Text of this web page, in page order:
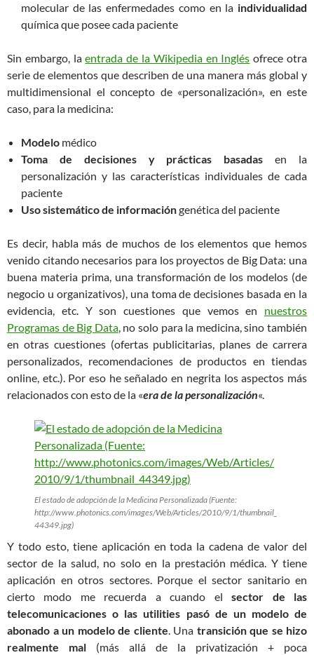
molecular de las enfermedades como en la individualidad
química que posee cada paciente
Sin embargo, laentrada de la Wikipedia en Inglés ofrece otra
serie de elementos que describen de una manera más global y
multidimensional el concepto de «personalización», en este
caso, para la medicina:
Modelo médico
Toma de decisiones y prácticas basadas en la
personalización y las características individuales de cada
paciente
Uso sistemático de informacióngenética del paciente
Es decir, habla más de muchos de los elementos que hemos
venido citando necesarios para los proyectos de Big Data: una
buena materia prima, una transformación de los modelos (de
negocio u organizativos), una toma de decisiones basada en la
evidencia, etc. Y son cuestiones que vemos en nuestros
Programas de Big Data, no solo para la medicina, sino también
en otras cuestiones (ofertas publicitarias, planes de carrera
personalizados, recomendaciones de productos en tiendas
online, etc.). Por eso he señalado en negrita los aspectos más
relacionados con esto de la «era de la personalización«.
El estado de adopción de la Medicina Personalizada (Fuente:
http://www.photonics.com/images/Web/Articles/2010/9/1/thumbnail_
44349.jpg)
Y todo esto, tiene aplicación en toda la cadena de valor del
sector de la salud, no solo en la prestación médica. Y tiene
aplicación en otros sectores. Porque el sector sanitario en
cierto modo me recuerda a cuando elsector de las
telecomunicaciones o las utilities pasó de un modelo de
abonado a un modelo de cliente. Una transición que se hizo
realmente mal (más allá de la privatización + poca